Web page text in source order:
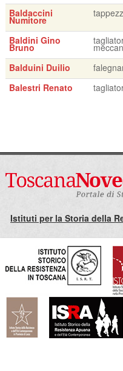
Baldaccini
Numitore
Baldini Gino
Bruno
Balduini Duilio
Balestri Renato
Istituti per la Storia della